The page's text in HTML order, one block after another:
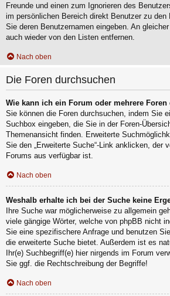
Freunde und einen zum Ignorieren des
im persönlichen Bereich direkt Benutzer zu den
Sie deren Benutzernamen eingeben. An
auch wieder von den Listen entfernen.
Nach oben
Die Foren durchsuchen
Wie kann ich ein Forum oder mehrere
Sie können die Foren durchsuchen, indem Sie
Suchbox eingeben, die Sie in der Foren-
Themenansicht finden. Erweiterte
Sie den „Erweiterte Suche“-Link anklicken, der
Forums aus verfügbar ist.
Nach oben
Weshalb erhalte ich bei der Suche keine
Ihre Suche war möglicherweise zu allgemein
viele gängige Wörter, welche von phpBB nicht
Sie eine spezifischere Anfrage und benutzen
die erweiterte Suche bietet. Außerdem ist es
Ihr(e) Suchbegriff(e) hier nirgends im Forum
Sie ggf. die Rechtschreibung der Begriffe!
Nach oben